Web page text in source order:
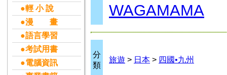
●輕 小 說
●漫 畫
●語言學習
●考試用書
●電腦資訊
WAGAMAMA
分
類
旅遊 > 日本 > 四國•九州